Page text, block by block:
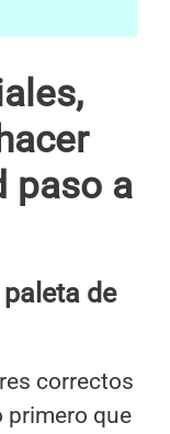
paso a
de
correctos
primero que